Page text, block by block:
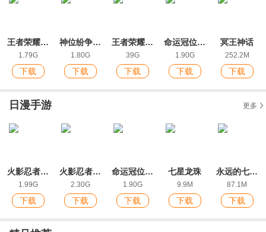
王者荣耀最新版本2026
1.79G
下载
神位纷争IOS端
1.80G
下载
王者荣耀ios版
39G
下载
命运冠位指定官方版
1.90G
下载
冥王神话
252.2M
下载
日漫手游 更多
火影忍者：忍者新世代手游官方版
1.99G
下载
火影忍者ol苹果版
2.30G
下载
命运冠位指定官方版
1.90G
下载
七星龙珠
9.9M
下载
永远的七龙珠官方版手游
87.1M
下载